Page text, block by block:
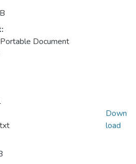
Document
Down
load